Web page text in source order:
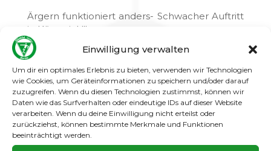
Einwilligung verwalten
Um dir ein optimales Erlebnis zu bieten, verwenden wir Technologien
wie Cookies, um Geräteinformationen zu speichern und/oder darauf
zuzugreifen. Wenn du diesen Technologien zustimmst, können wir
Daten wie das Surfverhalten oder eindeutige IDs auf dieser Website
verarbeiten. Wenn du deine Einwilligung nicht erteilst oder
zurückziehst, können bestimmte Merkmale und Funktionen
beeinträchtigt werden.
Ärgern funktioniert anders- Schwacher Auftritt
in Köpenick!!!
Nach zuletzt starken Auftritten konnten wir an
diesen Spieltag nicht an die Leistungen der
Vorwochen anknüpfen. Ein schwaches
Defensivspiel, besonders in der ersten
Halbzeit, brachte uns schnell auf die
Verliererstraße. Auf Stärken des Gegners
wurde in der Vorbereitung auf die Partie
mehrfach hingewiesen, dennoch bringt alles